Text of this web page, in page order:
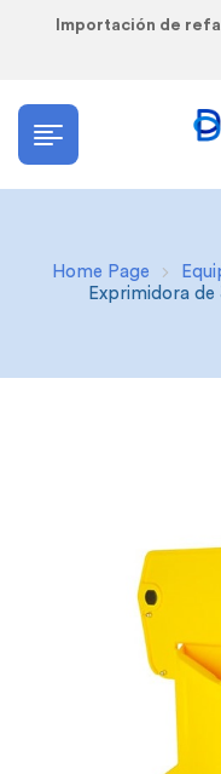
Importación de
Home Page
Exprimidora